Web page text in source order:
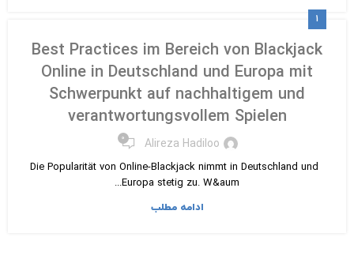
۱
Best Practices im Bereich von Blackjack
Online in Deutschland und Europa mit
Schwerpunkt auf nachhaltigem und
verantwortungsvollem Spielen
Alireza Hadiloo ۰
Die Popularität von Online-Blackjack nimmt in Deutschland und
Europa stetig zu. W&aum...
ادامه مطلب